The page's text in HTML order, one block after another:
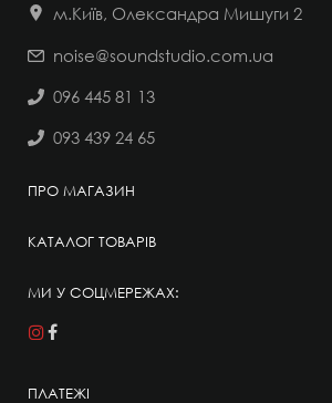
м.Київ, Олександра Мишуги 2
noise@soundstudio.com.ua
096 445 81 13
093 439 24 65
ПРО МАГАЗИН
КАТАЛОГ ТОВАРІВ
МИ У СОЦМЕРЕЖАХ:
ПЛАТЕЖІ